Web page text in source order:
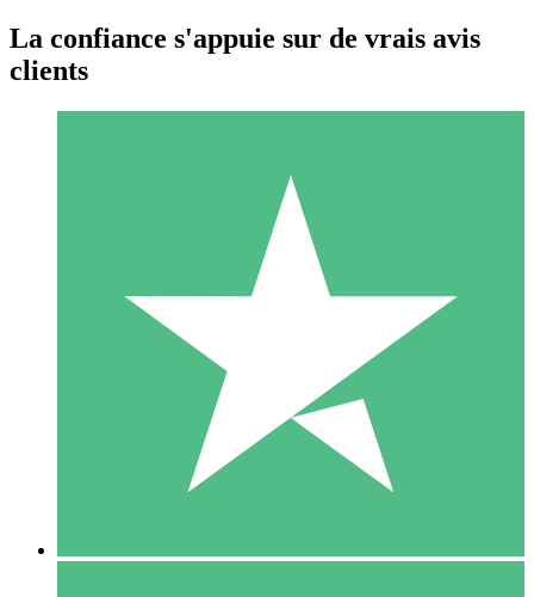
Packs de Crédits Individuels
Payez à l'utilisation avec des crédits de téléchargement. Sans
1 Téléchargement
10 00
La confiance s'appuie sur de vrais avis
clients